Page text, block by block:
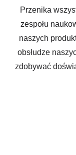
Przenika
zespołu
naszych
obsłudze
zdobywać